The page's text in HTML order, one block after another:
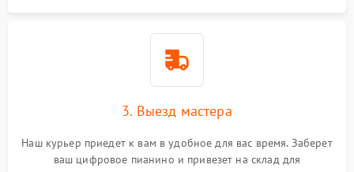
3. Выезд мастера
Наш курьер приедет к вам в удобное для вас время. Заберет
ваш цифровое пианино и привезет на склад для